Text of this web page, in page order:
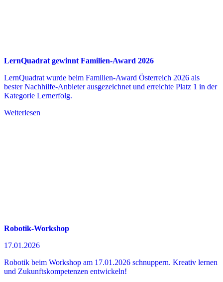
LernQuadrat gewinnt Familien-Award 2026
LernQuadrat wurde beim Familien-Award Österreich 2026 als
bester Nachhilfe-Anbieter ausgezeichnet und erreichte Platz 1 in der
Kategorie Lernerfolg.
Weiterlesen
Robotik-Workshop
17.01.2026
Robotik beim Workshop am 17.01.2026 schnuppern. Kreativ lernen
und Zukunftskompetenzen entwickeln!